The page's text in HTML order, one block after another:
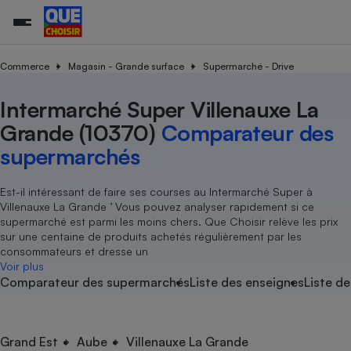
Commerce Magasin - Grande surface Supermarché - Drive
Intermarché Super Villenauxe La
Grande (10370) Comparateur des
supermarchés
Est-il intéressant de faire ses courses au Intermarché Super à
Villenauxe La Grande ’ Vous pouvez analyser rapidement si ce
supermarché est parmi les moins chers. Que Choisir relève les prix
sur une centaine de produits achetés régulièrement par les
consommateurs et dresse un
Voir plus
Comparateur des supermarchésListe des enseignesListe
Grand Est Aube Villenauxe La Grande
Additifs
Agriculture
Produit alimentaire
Achat - Vente - Location
Carburant
Magasin - Grande surface
Marketing - Fidélisation
Organismes de défense
Système judiciairegratuit
Air
Eau
Achat - Vente - Travaux
Location
Sport
Vacances - Tourisme
électrique
Démarche administrative
Senior
Service marchand
Train
Transport aérien
Toutes les actualités
Enquêtes
Guides d'achat
Conseils
Brèves
Tous les services
Soumettre un litige
Lettres types
Rencontrer une association locale
Tous nos combats
Nos actions
Nos grandes victoires
Les billets de la présidente
Nos associations locales
Nous rejoindre
En savoir plus sur Que Choisir Ensemble
?
L’association
Nos missions
Notre méthodologie
Notre financement
Nos partenaires
Nous rejoindre